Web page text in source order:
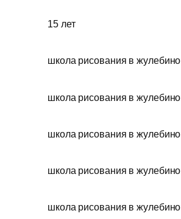
15 лет
школа рисования в жулебино
школа рисования в жулебино
школа рисования в жулебино
школа рисования в жулебино
школа рисования в жулебино